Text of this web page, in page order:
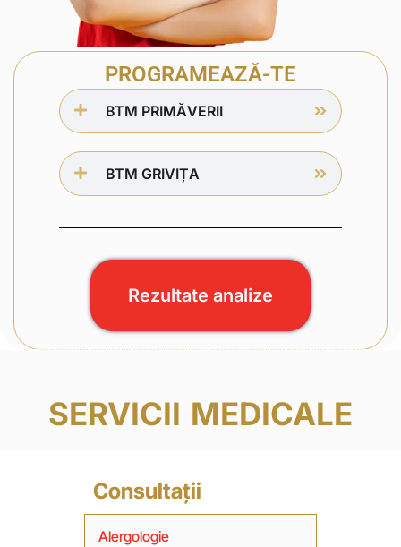
PROGRAMEAZĂ-TE
BTM PRIMĂVERII
BTM GRIVIȚA
Rezultate analize
SERVICII MEDICALE
Consultații
Alergologie